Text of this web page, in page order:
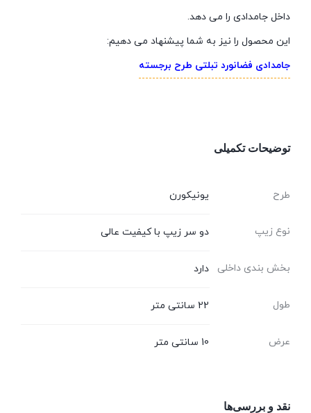
داخل جامدادی را می دهد.
این محصول را نیز به شما پیشنهاد می دهیم:
جامدادی فضانورد تبلتی طرح برجسته
توضیحات تکمیلی
طرح یونیکورن
نوع زیپ دو سر زیپ با کیفیت عالی
بخش بندی داخلی دارد
طول 22 سانتی متر
عرض 10 سانتی متر
نقد و بررسی‌ها